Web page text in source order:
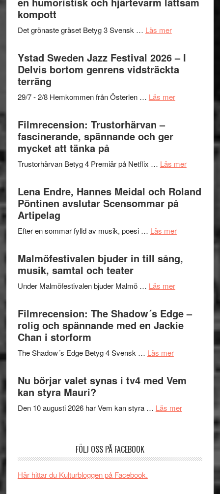
Frankenshtey
med
Mulder
och
Dana
till
Kulturs
kompott
Det grönaste gräset Betyg 3 Svensk … Läs merom
Det
grönaste
gräset
en
hjärtevarm
Ystad Sweden Jazz Festival 2026 – I
Delvis bortom genrens vidsträckta
terräng
29/7 - 2/8 Hemkommen från Österlen … Läs merom
–
Delvis
bortom
terräng
Filmrecension: Trustorhärvan –
fascinerande, spännande och ger
mycket att tänka på
Trustorhärvan Betyg 4 Premiär på Netflix … Läs merom
–
Lena Endre, Hannes Meidal och Roland
Pöntinen avslutar Scensommar på
Artipelag
Efter en sommar fylld av musik, poesi … Läs merom
Hannes
Pöntinen
avslutar
Malmöfestivalen bjuder in till sång,
musik, samtal och teater
Under Malmöfestivalen bjuder Malmö … Läs merom
in
till
och
Filmrecension: The Shadow´s Edge –
rolig och spännande med en Jackie
Chan i storform
The Shadow´s Edge Betyg 4 Svensk … Läs merom
Shadow
Edge
spännande
Nu börjar valet synas i tv4 med Vem
kan styra Mauri?
Den 10 augusti 2026 har Vem kan styra … Läs merom
FÖLJ OSS PÅ FACEBOOK
Här hittar du Kulturbloggen på Facebook.